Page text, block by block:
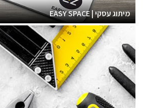
מיתוג עסקי | EASY SPACE